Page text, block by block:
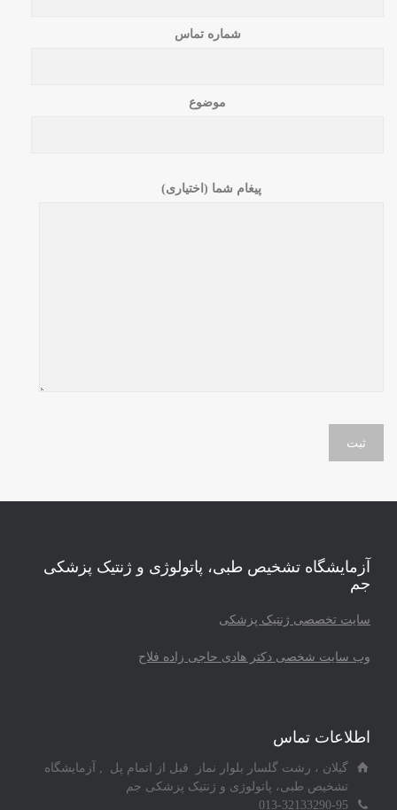
شماره تماس
موضوع
پیغام شما (اختیاری)
آزمایشگاه تشخیص طبی، پاتولوژی و ژنتیک پزشکی
جم
سایت تخصصی ژنتیک پزشکی
وب سایت شخصی دکتر هادی حاجی زاده فلاح
اطلاعات تماس
گیلان ، رشت گلسار بلوار نماز قبل از اتمام پل , آزمایشگاه
تشخیص طبی، پاتولوژی و ژنتیک پزشکی جم
013-32133290-95